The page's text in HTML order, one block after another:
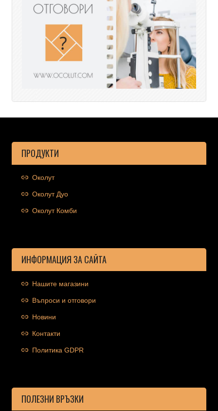
ПРОДУКТИ
Околут
Околут Дуо
Околут Комби
ИНФОРМАЦИЯ ЗА САЙТА
Нашите магазини
Въпроси и отговори
Новини
Контакти
Политика GDPR
ПОЛЕЗНИ ВРЪЗКИ